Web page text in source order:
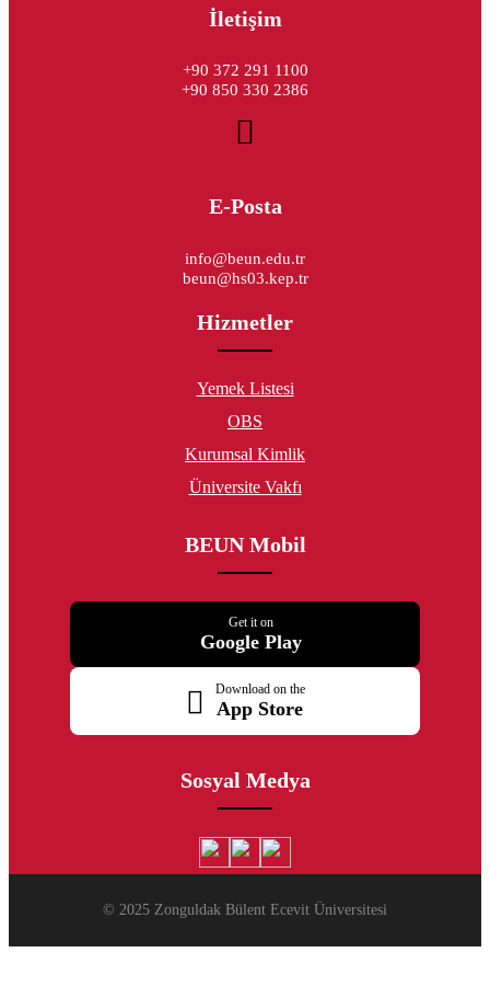
İletişim
+90 372 291 1100
+90 850 330 2386
E-Posta
info@beun.edu.tr
beun@hs03.kep.tr
Hizmetler
Yemek Listesi
OBS
Kurumsal Kimlik
Üniversite Vakfı
BEUN Mobil
Get it on
Google Play
Download on the
App Store
Sosyal Medya
© 2025 Zonguldak Bülent Ecevit Üniversitesi